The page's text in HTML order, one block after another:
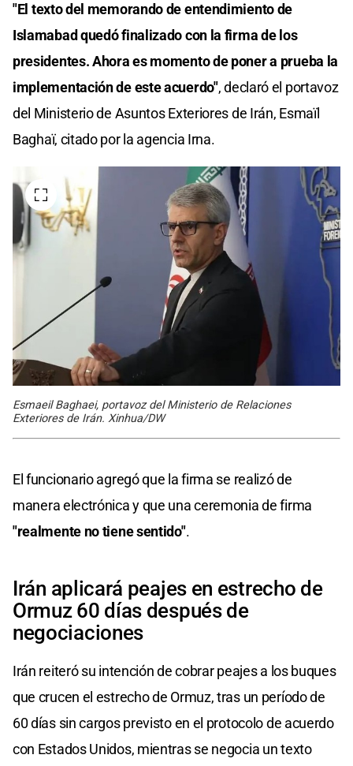
"El texto del memorando de entendimiento de
Islamabad quedó finalizado con la firma de los
presidentes. Ahora es momento de poner a prueba la
implementación de este acuerdo", declaró el portavoz
del Ministerio de Asuntos Exteriores de Irán, Esmaïl
Baghaï, citado por la agencia Irna.
Esmaeil Baghaei, portavoz del Ministerio de Relaciones
Exteriores de Irán. Xinhua/DW
El funcionario agregó que la firma se realizó de
manera electrónica y que una ceremonia de firma
"realmente no tiene sentido".
Irán aplicará peajes en estrecho de
Ormuz 60 días después de
negociaciones
Irán reiteró su intención de cobrar peajes a los buques
que crucen el estrecho de Ormuz, tras un período de
60 días sin cargos previsto en el protocolo de acuerdo
con Estados Unidos, mientras se negocia un texto